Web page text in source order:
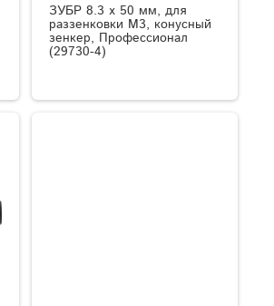
ЗУБР 8.3 x 50 мм, для
раззенковки М3, конусный
зенкер, Профессионал
(29730-4)